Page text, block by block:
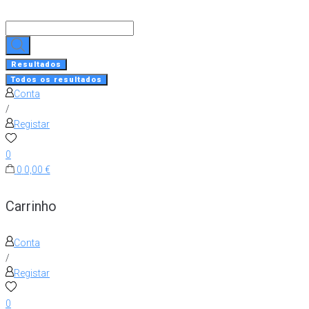
content
Resultados
Todos os resultados
Conta
/
Registar
0
0 0,00 €
Carrinho
Conta
/
Registar
0